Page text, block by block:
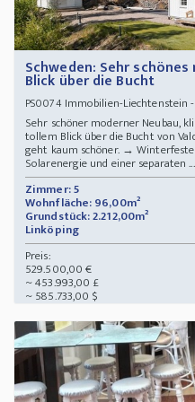
Schweden: Sehr
Blick über die Bucht
PS0074Immobilien-Liechtenstein
Sehr schöner moderner Neubau,
tollem Blick über die Bucht von
geht kaum schöner. →
Solarenergie und einer separaten ...
Zimmer: 5
Wohnfläche: 96,00m²
Grundstück: 2.212,00m²
Linköping
Preis:
529.500,00 €
~ 453.993,00 £
~ 585.733,00 $